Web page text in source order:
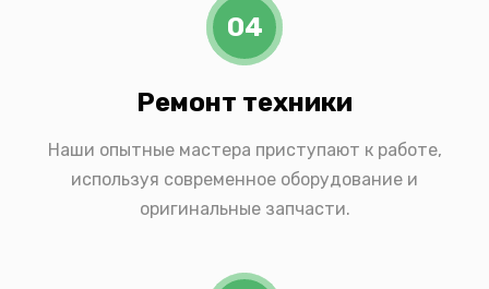
04
Ремонт техники
Наши опытные мастера приступают к работе,
используя современное оборудование и
оригинальные запчасти.